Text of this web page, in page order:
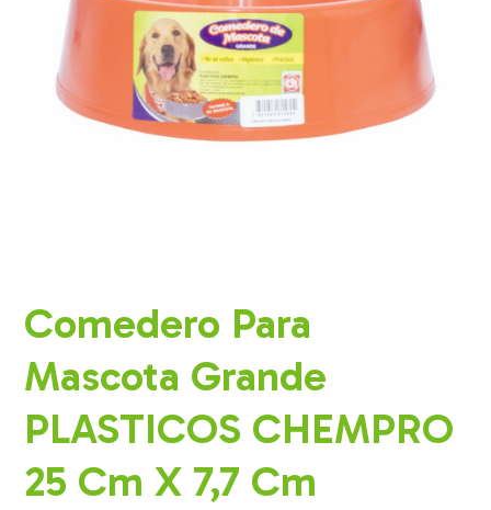
Comedero Para
Mascota Grande
PLASTICOS CHEMPRO
25 Cm X 7,7 Cm